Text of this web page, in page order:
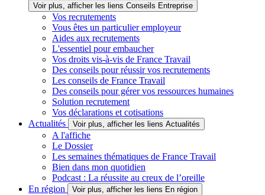
Voir plus, afficher les liens Conseils Entreprise
Vos recrutements
Vous êtes un particulier employeur
Aides aux recrutements
L'essentiel pour embaucher
Vos droits vis-à-vis de France Travail
Des conseils pour réussir vos recrutements
Les conseils de France Travail
Des conseils pour gérer vos ressources humaines
Solution recrutement
Vos déclarations et cotisations
Actualités
Voir plus, afficher les liens Actualités
A l'affiche
Le Dossier
Les semaines thématiques de France Travail
Bien dans mon quotidien
Podcast : La réussite au creux de l’oreille
En région
Voir plus, afficher les liens En région